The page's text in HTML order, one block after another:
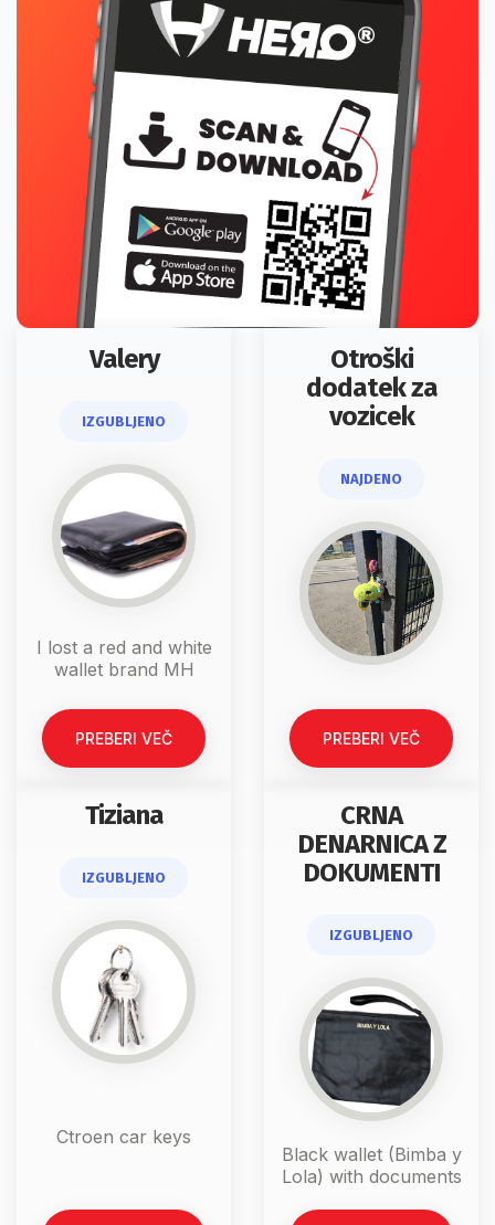
Valery
IZGUBLJENO
I lost a red and white
wallet brand MH
PREBERI VEČ
Otroški
dodatek za
vozicek
NAJDENO
PREBERI VEČ
Tiziana
IZGUBLJENO
Ctroen car keys
CRNA
DENARNICA Z
DOKUMENTI
IZGUBLJENO
Black wallet (Bimba y
Lola) with documents